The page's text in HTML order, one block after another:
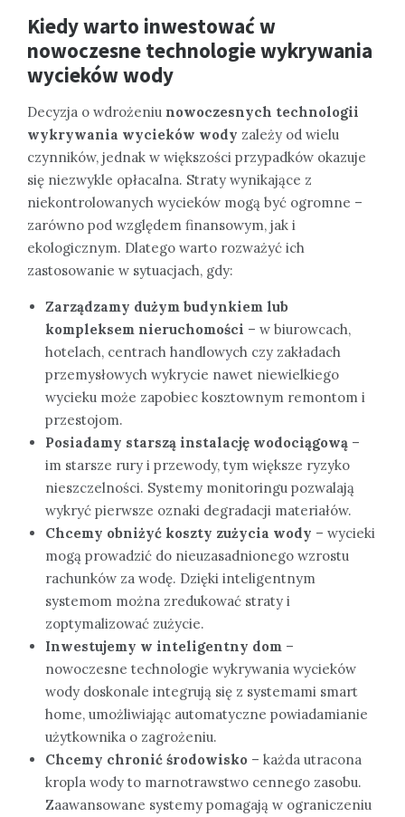
Kiedy warto inwestować w
nowoczesne technologie wykrywania
wycieków wody
Decyzja o wdrożeniu nowoczesnych technologii
wykrywania wycieków wody zależy od wielu
czynników, jednak w większości przypadków okazuje
się niezwykle opłacalna. Straty wynikające z
niekontrolowanych wycieków mogą być ogromne –
zarówno pod względem finansowym, jak i
ekologicznym. Dlatego warto rozważyć ich
zastosowanie w sytuacjach, gdy:
Zarządzamy dużym budynkiem lub
kompleksem nieruchomości – w biurowcach,
hotelach, centrach handlowych czy zakładach
przemysłowych wykrycie nawet niewielkiego
wycieku może zapobiec kosztownym remontom i
przestojom.
Posiadamy starszą instalację wodociągową –
im starsze rury i przewody, tym większe ryzyko
nieszczelności. Systemy monitoringu pozwalają
wykryć pierwsze oznaki degradacji materiałów.
Chcemy obniżyć koszty zużycia wody – wycieki
mogą prowadzić do nieuzasadnionego wzrostu
rachunków za wodę. Dzięki inteligentnym
systemom można zredukować straty i
zoptymalizować zużycie.
Inwestujemy w inteligentny dom –
nowoczesne technologie wykrywania wycieków
wody doskonale integrują się z systemami smart
home, umożliwiając automatyczne powiadamianie
użytkownika o zagrożeniu.
Chcemy chronić środowisko – każda utracona
kropla wody to marnotrawstwo cennego zasobu.
Zaawansowane systemy pomagają w ograniczeniu